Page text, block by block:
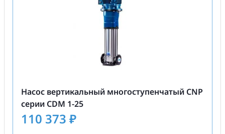
Насос вертикальный многоступенчатый CNP
серии CDM 1-25
110 373 ₽